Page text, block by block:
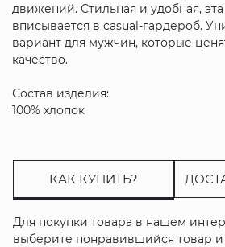
движений. Стильная и удобная,
вписывается в casual-гардероб.
вариант для мужчин, которые
качество.
Состав изделия:
100% хлопок
КАК КУПИТЬ?
Для покупки товара в нашем
выберите понравившийся товар и